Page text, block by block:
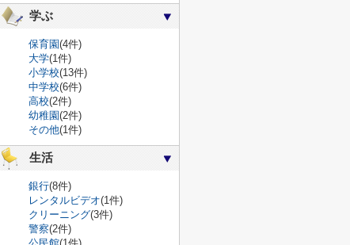
学ぶ
保育園(4件)
大学(1件)
小学校(13件)
中学校(6件)
高校(2件)
幼稚園(2件)
その他(1件)
生活
銀行(8件)
レンタルビデオ(1件)
クリーニング(3件)
警察(2件)